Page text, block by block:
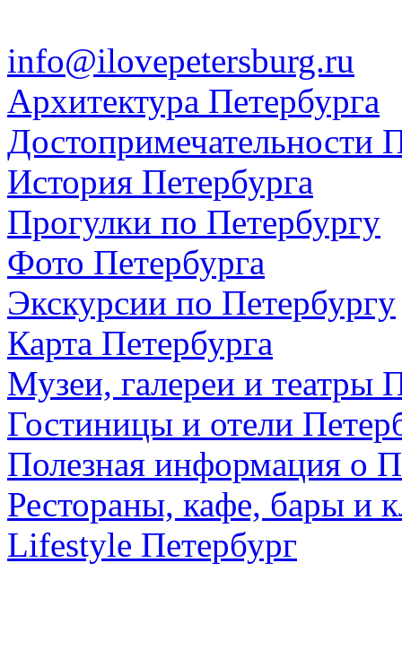
info@ilovepetersburg.ru
Архитектура Петербурга
Достопримечательности
История Петербурга
Прогулки по Петербургу
Фото Петербурга
Экскурсии по Петербургу
Карта Петербурга
Музеи, галереи и театры
Гостиницы и отели
Полезная информация о
Рестораны, кафе, бары и
Lifestyle Петербург